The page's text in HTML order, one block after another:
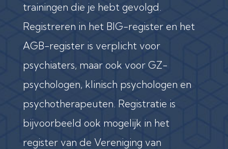
trainingen die je hebt gevolgd.
Registreren in het BIG-register en het
AGB-register is verplicht voor
psychiaters, maar ook voor GZ-
psychologen, klinisch psychologen en
psychotherapeuten. Registratie is
bijvoorbeeld ook mogelijk in het
register van de Vereniging van